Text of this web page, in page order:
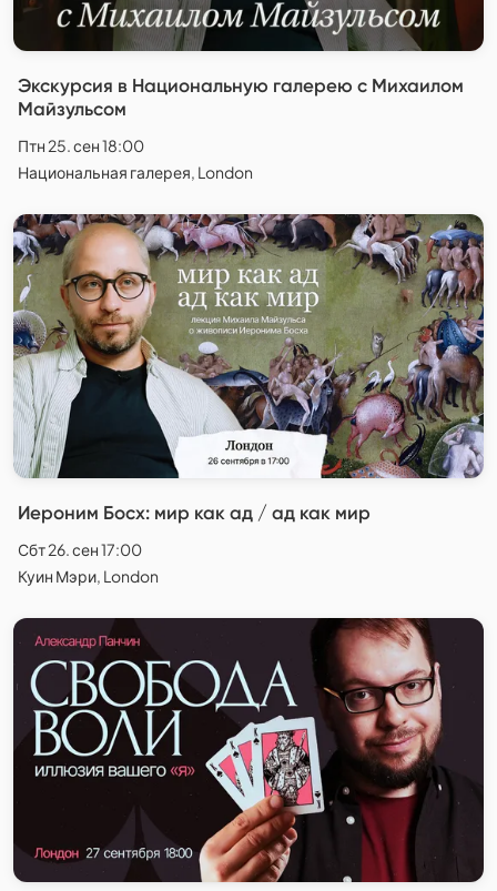
Экскурсия в Национальную галерею с Михаилом
Майзульсом
Птн 25. сен 18:00
Национальная галерея, London
Иероним Босх: мир как ад / ад как мир
Сбт 26. сен 17:00
Куин Мэри, London